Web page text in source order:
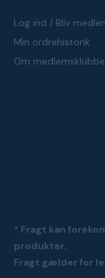
Log ind / Bliv
Min ordrehistorik
Om
* Fragt kan
produkter.
Fragt gælder for